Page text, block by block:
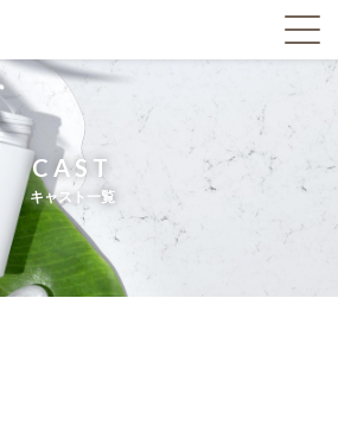
CAST
キャスト一覧